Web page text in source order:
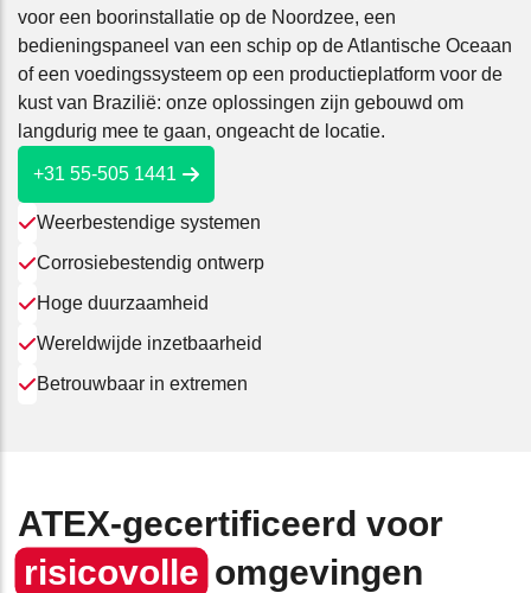
voor een boorinstallatie op de Noordzee, een
bedieningspaneel van een schip op de Atlantische Oceaan
of een voedingssysteem op een productieplatform voor de
kust van Brazilië: onze oplossingen zijn gebouwd om
langdurig mee te gaan, ongeacht de locatie.
+31 55-505 1441
Weerbestendige systemen
Corrosiebestendig ontwerp
Hoge duurzaamheid
Wereldwijde inzetbaarheid
Betrouwbaar in extremen
ATEX-gecertificeerd voor
risicovolle omgevingen